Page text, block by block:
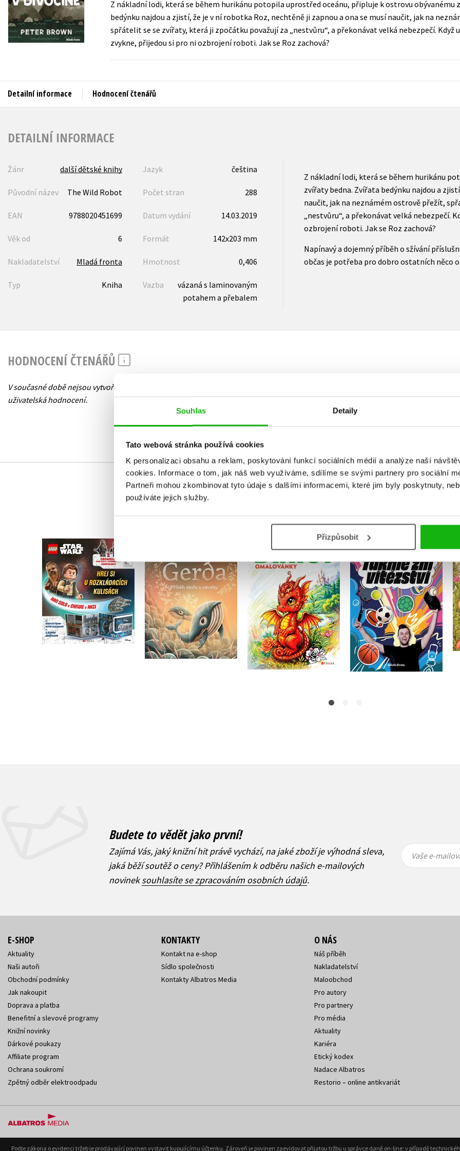
Souhlas Detaily
Tato webová stránka používá cookies
K personalizaci obsahu a reklam, poskytování funkcí sociálních médií a analýze naší
cookies. Informace o tom, jak náš web využíváme, sdílíme se svými partnery pro sociální
Partneři mohou zkombinovat tyto údaje s dalšími informacemi, které jim byly poskytnuty,
používáte jejich služby.
Přizpůsobit
Auto - moto
Beletrie pro děti
Beletrie pro dospělé
Jazyky
Kalendáře
Populárně - naučná pro dospělé
Populárně - naučné pro děti
Předškoláci
Příroda a zahrada
Young adult (SK)
Zahraniční literatura
Všechny tituly
Z nákladní lodi, která se během hurikánu potopila uprostřed oceánu, připluje k ostrovu obývanému
bedýnku najdou a zjistí, že je v ní robotka Roz, nechtěně ji zapnou a ona se musí naučit, jak na
spřátelit se se zvířaty, která ji zpočátku považují za „nestvůru“, a překonávat velká nebezpečí. Když
zvykne, přijedou si pro ni ozbrojení roboti. Jak se Roz zachová?
Detailní informace Hodnocení čtenářů
DETAILNÍ INFORMACE
Žánr další dětské knihy Jazyk čeština
Původní název The Wild Robot Počet stran 288
EAN 9788020451699 Datum vydání 14.03.2019
Věk od 6 Formát 142x203 mm
Nakladatelství Mladá fronta Hmotnost 0,406
Typ Kniha Vazba
vázaná s laminovaným
potahem a přebalem
Z nákladní lodi, která se během hurikánu
zvířaty bedna. Zvířata bedýnku najdou a
naučit, jak na neznámém ostrově přežít,
„nestvůru“, a překonávat velká nebezpečí.
ozbrojení roboti. Jak se Roz zachová?
Napínavý a dojemný příběh o sžívání
občas je potřeba pro dobro ostatních něco
HODNOCENÍ ČTENÁŘŮ
V současné době nejsou vytvořena žádná
uživatelská hodnocení.
Uživatelskou recenzi mohou vkládat pouze registrovaní
MOHLO BY VÁS TAKÉ ZAJÍMAT
LEGO® Star Wars™
Han Solo a Chewie v
akci
Kolektiv
Do košíku
odvahy
Adrián Macho
Do košíku
Omalovánky – Draci
Michaela Bystrá
Radvanová
Do košíku
249 Kč
199 Kč
Takhle zní vítězství
Matěj König
Do košíku
399 Kč
319 Kč
Budete to vědět jako první!
Zajímá Vás, jaký knižní hit právě vychází, na jaké zboží je výhodná sleva,
jaká běží soutěž o ceny? Přihlášením k odběru našich e-mailových
novineksouhlasíte se zpracováním osobních údajů.
mailová
mailová
Vaše e-
E-SHOP
Aktuality
Naši autoři
Obchodní podmínky
Jak nakoupit
Doprava a platba
Benefitní a slevové programy
Knižní novinky
Dárkové poukazy
Affiliate program
Ochrana soukromí
Zpětný odběr elektroodpadu
KONTAKTY
Kontakt na e-shop
Sídlo společnosti
Kontakty Albatros Media
O NÁS
Náš příběh
Nakladatelství
Maloobchod
Pro autory
Pro partnery
Pro média
Aktuality
Kariéra
Etický kodex
Nadace Albatros
Restorio – online antikvariát
Podle zákona o evidenci tržeb je prodávající povinen vystavit kupujícímu účtenku. Zároveň je povinen zaevidovat přijatou tržbu u správce daně on-line; v případě